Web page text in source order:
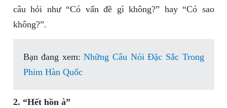
câu hỏi như “Có vấn đề gì không?” hay “Có sao
không?”.
Bạn đang xem:Những Câu Nói Đặc Sắc Trong
Phim Hàn Quốc
2. “Hết hồn à”